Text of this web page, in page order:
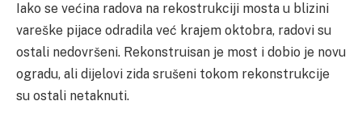
Iako se većina radova na rekostrukciji mosta u blizini
vareške pijace odradila već krajem oktobra, radovi su
ostali nedovršeni. Rekonstruisan je most i dobio je novu
ogradu, ali dijelovi zida srušeni tokom rekonstrukcije
su ostali netaknuti.